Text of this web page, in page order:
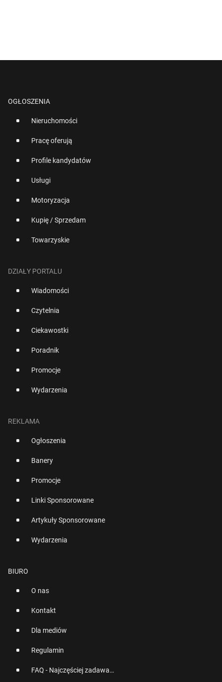
OGŁOSZENIA
Nieruchomości
Pracę oferują
Profile kandydatów
Usługi
Motoryzacja
Kupię / Sprzedam
Towarzyskie
DZIAŁY PORTALU
Wiadomości
Czytelnia
Ciekawostki
Poradnik
Promocje
Wydarzenia
REKLAMA
Ogłoszenia
Banery
Promocje
Linki Sponsorowane
Artykuły Sponsorowane
Wydarzenia
BIURO
O nas
Kontakt
Dla mediów
Regulamin
FAQ - Najczęściej zadawane pytania